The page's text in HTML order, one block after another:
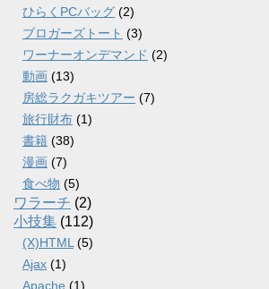
ひらくPCバッグ (2)
ブロガーズトート (3)
ワーナーオンデマンド (2)
動画 (13)
房総ラクガキツアー (7)
旅行財布 (1)
書籍 (38)
漫画 (7)
食べ物 (5)
ワラーチ (2)
小技集 (112)
(X)HTML (5)
Ajax (1)
Apache (1)